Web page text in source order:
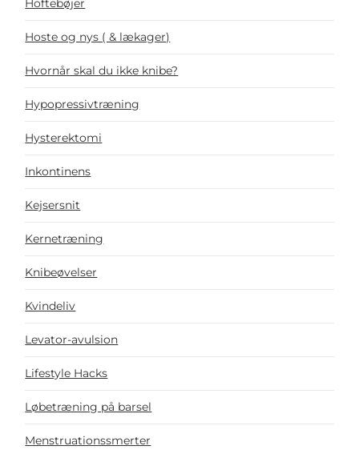
Hoftebøjer
Hoste og nys ( & lækager)
Hvornår skal du ikke knibe?
Hypopressivtræning
Hysterektomi
Inkontinens
Kejsersnit
Kernetræning
Knibeøvelser
Kvindeliv
Levator-avulsion
Lifestyle Hacks
Løbetræning på barsel
Menstruationssmerter